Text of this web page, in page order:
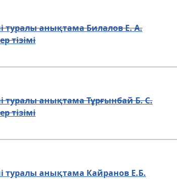
туралы анықтама Билалов Е. А.
тізімі
туралы анықтама Тұрғынбай Б. С.
тізімі
туралы анықтама Кайранов Е.Б.